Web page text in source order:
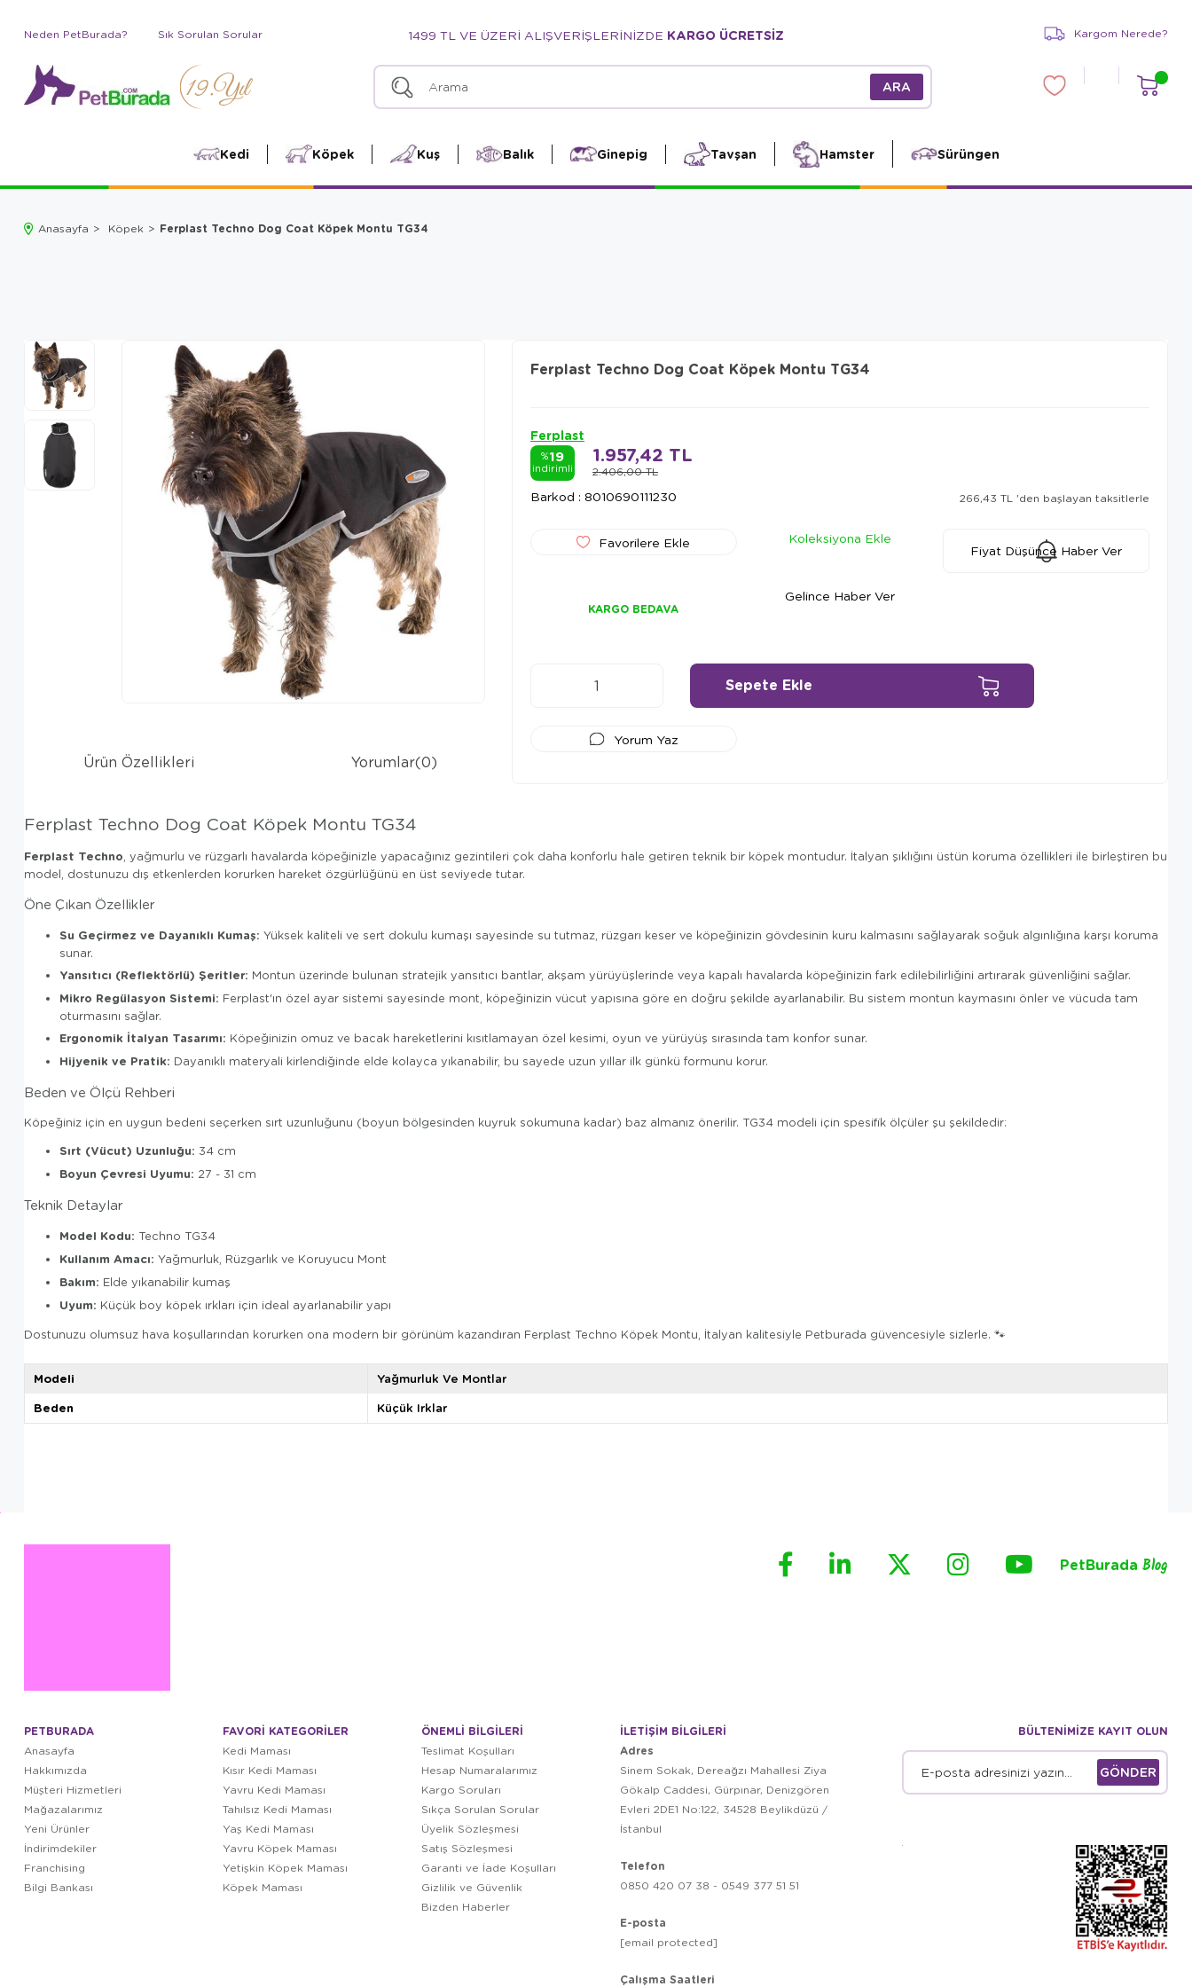
Neden PetBurada? Sık Sorulan Sorular 1499 TL VE ÜZERİ ALIŞVERİŞLERİNİZDE KARGO ÜCRETSİZ Kargom Nerede?
Kedi Köpek Kuş Balık Ginepig Tavşan Hamster Sürüngen
Anasayfa Köpek Ferplast Techno Dog Coat Köpek Montu TG34
Ferplast Techno Dog Coat Köpek Montu TG34
Ferplast
%19
indirimli 2.406,00 TL
1.957,42 TL
Barkod : 8010690111230 266,43 TL 'den başlayan taksitlerle
Favorilere Ekle
Koleksiyona Ekle
Fiyat Düşünce Haber Ver
KARGO BEDAVA
Gelince Haber Ver
Yorum Yaz
Ürün Özellikleri Yorumlar(0)
Ferplast Techno Dog Coat Köpek Montu TG34
Ferplast Techno, yağmurlu ve rüzgarlı havalarda köpeğinizle yapacağınız gezintileri çok daha konforlu hale getiren teknik bir köpek montudur. İtalyan şıklığını üstün koruma özellikleri ile birleştiren bu
model, dostunuzu dış etkenlerden korurken hareket özgürlüğünü en üst seviyede tutar.
Öne Çıkan Özellikler
Su Geçirmez ve Dayanıklı Kumaş: Yüksek kaliteli ve sert dokulu kumaşı sayesinde su tutmaz, rüzgarı keser ve köpeğinizin gövdesinin kuru kalmasını sağlayarak soğuk algınlığına karşı koruma
sunar.
Yansıtıcı (Reflektörlü) Şeritler: Montun üzerinde bulunan stratejik yansıtıcı bantlar, akşam yürüyüşlerinde veya kapalı havalarda köpeğinizin fark edilebilirliğini artırarak güvenliğini sağlar.
Mikro Regülasyon Sistemi: Ferplast'ın özel ayar sistemi sayesinde mont, köpeğinizin vücut yapısına göre en doğru şekilde ayarlanabilir. Bu sistem montun kaymasını önler ve vücuda tam
oturmasını sağlar.
Ergonomik İtalyan Tasarımı: Köpeğinizin omuz ve bacak hareketlerini kısıtlamayan özel kesimi, oyun ve yürüyüş sırasında tam konfor sunar.
Hijyenik ve Pratik: Dayanıklı materyali kirlendiğinde elde kolayca yıkanabilir, bu sayede uzun yıllar ilk günkü formunu korur.
Beden ve Ölçü Rehberi
Köpeğiniz için en uygun bedeni seçerken sırt uzunluğunu (boyun bölgesinden kuyruk sokumuna kadar) baz almanız önerilir. TG34 modeli için spesifik ölçüler şu şekildedir:
Sırt (Vücut) Uzunluğu: 34 cm
Boyun Çevresi Uyumu: 27 - 31 cm
Teknik Detaylar
Model Kodu: Techno TG34
Kullanım Amacı: Yağmurluk, Rüzgarlık ve Koruyucu Mont
Bakım: Elde yıkanabilir kumaş
Uyum: Küçük boy köpek ırkları için ideal ayarlanabilir yapı
Dostunuzu olumsuz hava koşullarından korurken ona modern bir görünüm kazandıran Ferplast Techno Köpek Montu, İtalyan kalitesiyle Petburada güvencesiyle sizlerle. 🐾
Modeli
Yağmurluk Ve Montlar
Beden
Küçük Irklar
PetBurada Blog
PETBURADA
Anasayfa
Hakkımızda
Müşteri Hizmetleri
Mağazalarımız
Yeni Ürünler
İndirimdekiler
Franchising
Bilgi Bankası
FAVORİ KATEGORİLER
Kedi Maması
Kısır Kedi Maması
Yavru Kedi Maması
Tahılsız Kedi Maması
Yaş Kedi Maması
Yavru Köpek Maması
Yetişkin Köpek Maması
Köpek Maması
ÖNEMLİ BİLGİLERİ
Teslimat Koşulları
Hesap Numaralarımız
Kargo Soruları
Sıkça Sorulan Sorular
Üyelik Sözleşmesi
Satış Sözleşmesi
Garanti ve İade Koşulları
Gizlilik ve Güvenlik
Bizden Haberler
İLETİŞİM BİLGİLERİ
Adres
Sinem Sokak, Dereağzı Mahallesi Ziya
Gökalp Caddesi, Gürpınar, Denizgören
Evleri 2DE1 No:122, 34528 Beylikdüzü /
İstanbul
Telefon
0850 420 07 38 - 0549 377 51 51
E-posta
[email protected]
Çalışma Saatleri
BÜLTENİMİZE KAYIT OLUN
GÖNDER